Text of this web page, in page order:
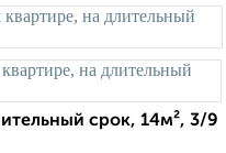
срок, 14м², 3/9